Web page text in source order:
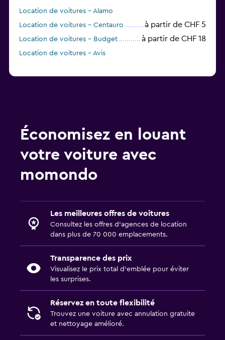
Location de voitures - Alamo
Location de voitures - Centauro
à partir de CHF 5
Location de voitures - Budget à partir de CHF 18
Location de voitures - Avis
Économisez en louant
votre voiture avec
momondo
Les meilleures offres de voitures
Consultez les offres d’agences de location
dans plus de 70 000 emplacements.
Transparence des prix
Visualisez le prix total d’emblée pour éviter
les surprises.
Réservez en toute flexibilité
Trouvez une voiture avec annulation gratuite
et nettoyage amélioré.